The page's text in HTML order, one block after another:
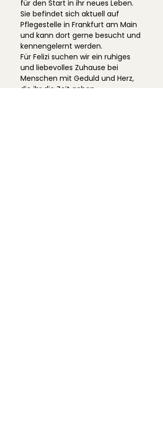
für den Start in ihr neues Leben.
Sie befindet sich aktuell auf
Pflegestelle in Frankfurt am Main
und kann dort gerne besucht und
kennengelernt werden.
Für Felizi suchen wir ein ruhiges
und liebevolles Zuhause bei
Menschen mit Geduld und Herz,
die ihr die Zeit geben,